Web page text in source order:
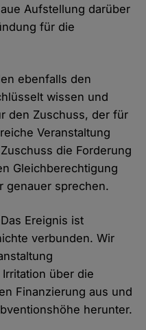
Aufstellung darüber
für die
ebenfalls den
wissen und
den Zuschuss, der für
Veranstaltung
die Forderung
Gleichberechtigung
genauer sprechen.
Ereignis ist
verbunden. Wir
über die
Finanzierung aus und
herunter.